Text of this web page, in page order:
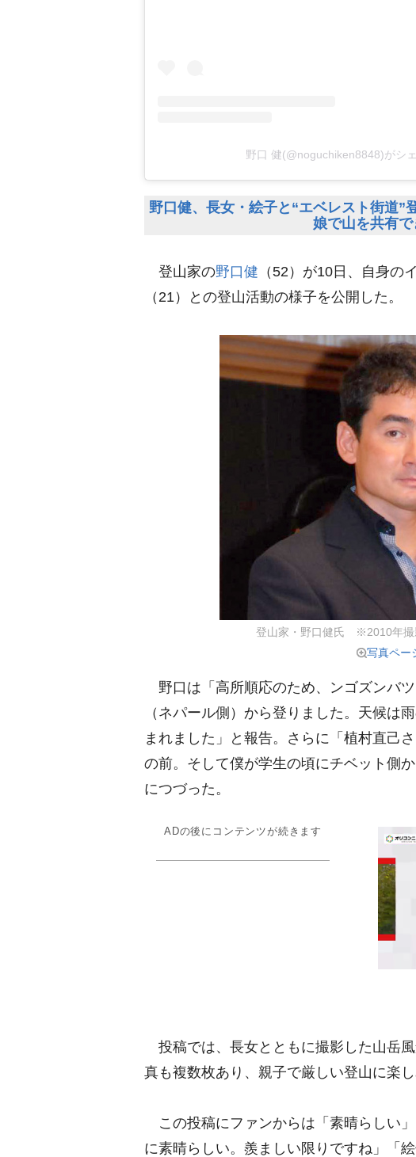
野口 健(@noguchiken8848)がシ
野口健、長女・絵子と“エベレスト街道”
娘で山を共有で
登山家の野口健 （52）が10日、自身の
（21）との登山活動の様子を公開した。
登山家・野口健氏 ※2010年撮
写真ペー
野口は「高所順応のため、ンゴズンバ
（ネパール側）から登りました。天候は
まれました」と報告。さらに「植村直己
の前。そして僕が学生の頃にチベット側
につづった。
ADの後にコンテンツが続きます
投稿では、長女とともに撮影した山岳
真も複数枚あり、親子で厳しい登山に楽
この投稿にファンからは「素晴らしい
に素晴らしい。羨ましい限りですね」「